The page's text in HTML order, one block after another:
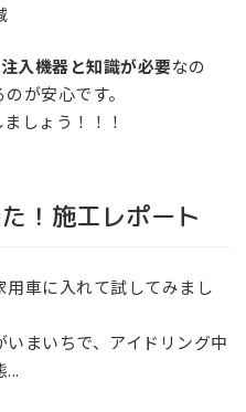
入機器と知識が必要なの
が安心です。
しょう！！！
！施工レポート
車に入れて試してみまし
まいちで、アイドリング中